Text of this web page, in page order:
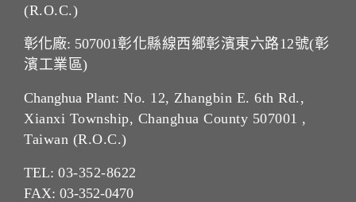
(R.O.C.)
彰化廠: 507001彰化縣線西鄉彰濱東六路12號(彰
濱工業區)
Changhua Plant: No. 12, Zhangbin E. 6th Rd.,
Xianxi Township, Changhua County 507001 ,
Taiwan (R.O.C.)
TEL: 03-352-8622
FAX: 03-352-0470